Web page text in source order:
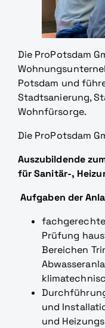
Die ProPotsdam
Potsdam und
Stadtsanierung,
Wohnfürsorge.
Die ProPotsdam
Auszubildende
für Sanitär-,
Aufgaben der
Prüfung
Bereichen
und
und